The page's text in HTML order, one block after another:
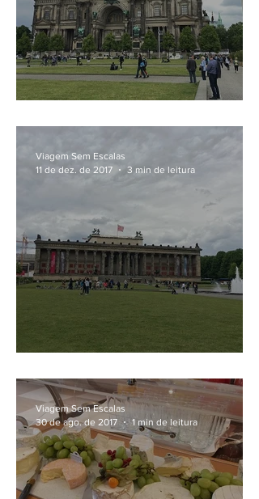
Viagem Sem Escalas
11 de dez. de 2017
3 min de leitura
Viagem Sem Escalas
30 de ago. de 2017
1 min de leitura